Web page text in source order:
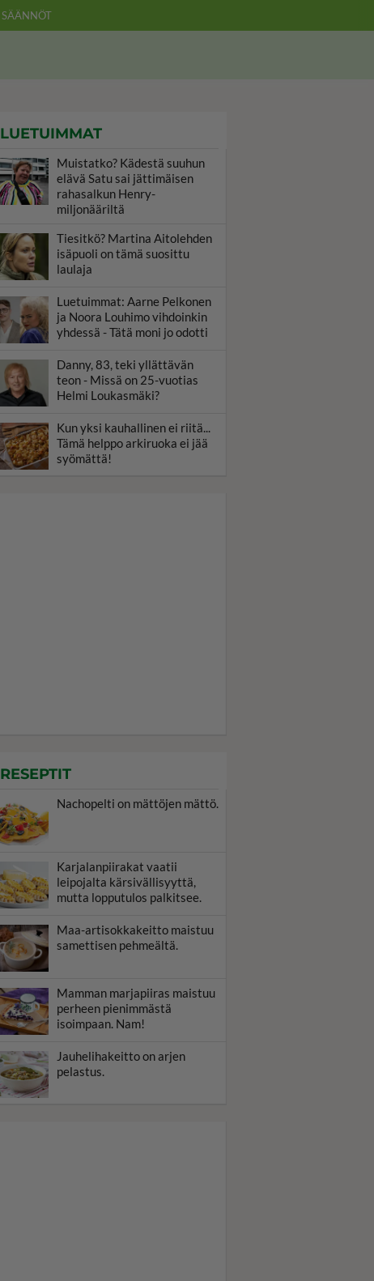
SÄÄNNÖT
LUETUIMMAT
Muistatko? Kädestä suuhun
elävä Satu sai jättimäisen
rahasalkun Henry-
miljonääriltä
Tiesitkö? Martina Aitolehden
isäpuoli on tämä suosittu
laulaja
Luetuimmat: Aarne Pelkonen
ja Noora Louhimo vihdoinkin
yhdessä - Tätä moni jo odotti
Danny, 83, teki yllättävän
teon - Missä on 25-vuotias
Helmi Loukasmäki?
Kun yksi kauhallinen ei riitä...
Tämä helppo arkiruoka ei jää
syömättä!
RESEPTIT
Nachopelti on mättöjen mättö.
Karjalanpiirakat vaatii
leipojalta kärsivällisyyttä,
mutta lopputulos palkitsee.
Maa-artisokkakeitto maistuu
samettisen pehmeältä.
Mamman marjapiiras maistuu
perheen pienimmästä
isoimpaan. Nam!
Jauhelihakeitto on arjen
pelastus.